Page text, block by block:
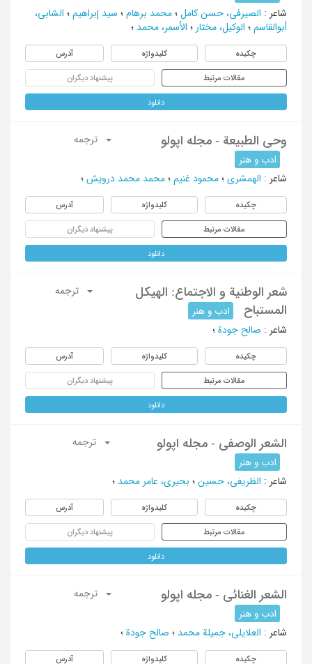
شاعر : الصیرفی، حسن کامل ؛ محمد برهام ؛ سید إبراهیم ؛ الشابی،
أبوالقاسم ؛ الوکیل، مختار ؛ الأسمر، محمد ؛
چکیده کلیدواژه آدرس
مقالات مرتبط پیشنهاد دیگران
دانلود
وحی الطبیعة - مجله اپولو
ادب و هنر
ترجمه
شاعر : الهمشری ؛ محمود غنیم ؛ محمد محمد درویش ؛
چکیده کلیدواژه آدرس
مقالات مرتبط پیشنهاد دیگران
دانلود
شعر الوطنیة و الاجتماع: الهیکل
المستباح
ادب و هنر
ترجمه
شاعر : صالح جودة ؛
چکیده کلیدواژه آدرس
مقالات مرتبط پیشنهاد دیگران
دانلود
الشعر الوصفی - مجله اپولو
ادب و هنر
ترجمه
شاعر : الظریفی، حسین ؛ بحیری، عامر محمد ؛
چکیده کلیدواژه آدرس
مقالات مرتبط پیشنهاد دیگران
دانلود
الشعر الغنائی - مجله اپولو
ادب و هنر
ترجمه
شاعر : العلایلی، جمیلة محمد ؛ صالح جودة ؛
چکیده کلیدواژه آدرس